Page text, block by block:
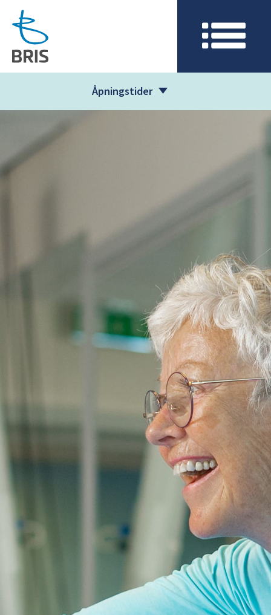
Åpningstider